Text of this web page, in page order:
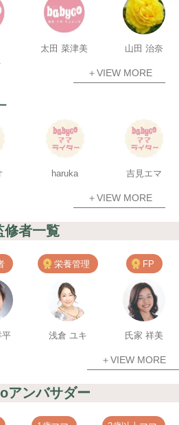
太田 菜津美 山田 治奈
＋VIEW MORE
haruka 吉見エマ
＋VIEW MORE
修者一覧
平
栄養管理
浅倉 ユキ
FP
氏家 祥美
＋VIEW MORE
アンバサダー